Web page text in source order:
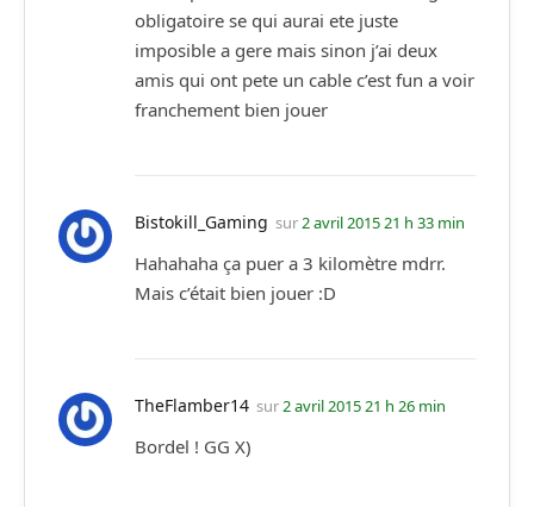
obligatoire se qui aurai ete juste
imposible a gere mais sinon j’ai deux
amis qui ont pete un cable c’est fun a voir
franchement bien jouer
Bistokill_Gaming sur2 avril 2015 21 h 33 min
Hahahaha ça puer a 3 kilomètre mdrr.
Mais c’était bien jouer :D
TheFlamber14 sur2 avril 2015 21 h 26 min
Bordel ! GG X)